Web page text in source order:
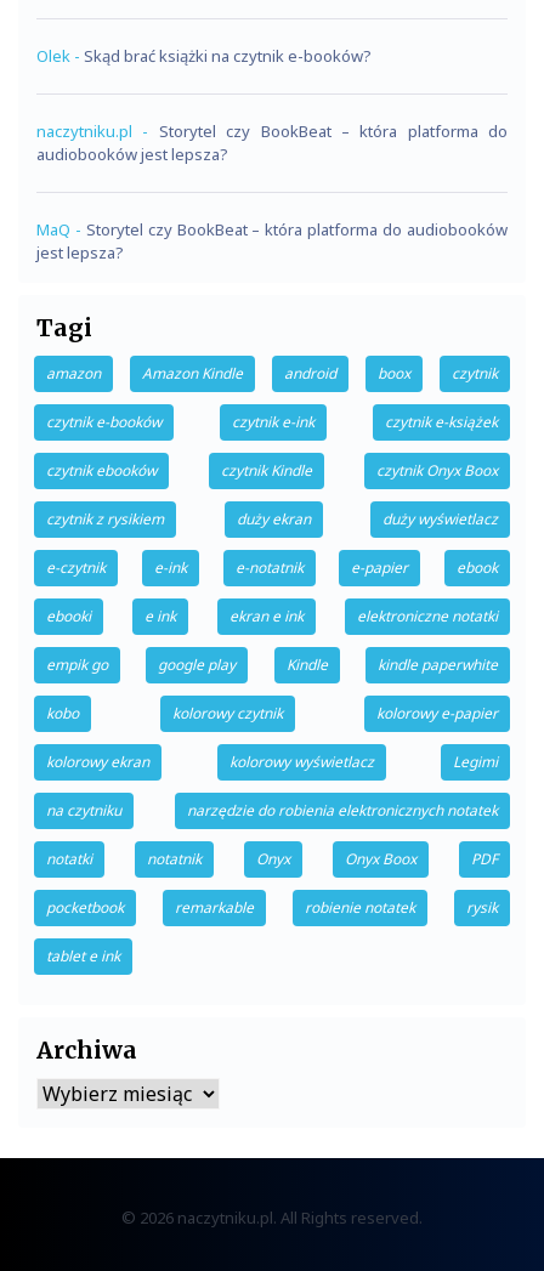
Olek - Skąd brać książki na czytnik e-booków?
naczytniku.pl - Storytel czy BookBeat – która platforma do
audiobooków jest lepsza?
MaQ - Storytel czy BookBeat – która platforma do audiobooków
jest lepsza?
Tagi
amazon Amazon Kindle android boox czytnik
czytnik e-booków czytnik e-ink czytnik e-książek
czytnik ebooków czytnik Kindle czytnik Onyx Boox
czytnik z rysikiem duży ekran duży wyświetlacz
e-czytnik e-ink e-notatnik e-papier ebook
ebooki e ink ekran e ink elektroniczne notatki
empik go google play Kindle kindle paperwhite
kobo kolorowy czytnik kolorowy e-papier
kolorowy ekran kolorowy wyświetlacz Legimi
na czytniku narzędzie do robienia elektronicznych notatek
notatki notatnik Onyx Onyx Boox PDF
pocketbook remarkable robienie notatek rysik
tablet e ink
Archiwa
Archiwa
© 2026 naczytniku.pl. All Rights reserved.